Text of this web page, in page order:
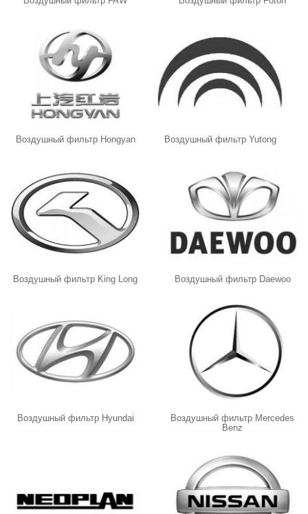
Воздушный фильтр Hongyan Воздушный фильтр Yutong
Воздушный фильтр King Long Воздушный фильтр Daewoo
Воздушный фильтр Hyundai
Воздушный фильтр Mercedes
Benz